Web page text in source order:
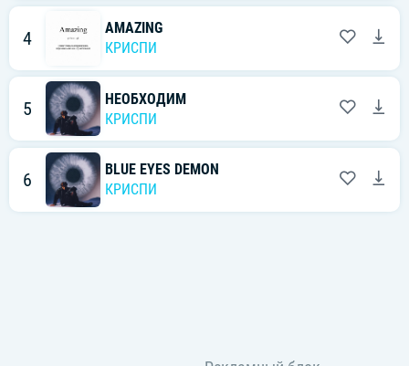
4
AMAZING
КРИСПИ
5
НЕОБХОДИМ
КРИСПИ
6
BLUE EYES DEMON
КРИСПИ